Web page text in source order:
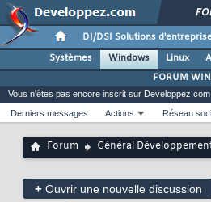
DI/DSI Solutions
Systèmes
Windows Linux
FORUM
Vous n'êtes pas encore inscrit sur
Derniers messages
Actions Réseau
Forum Général
+ Ouvrir une nouvelle discussion